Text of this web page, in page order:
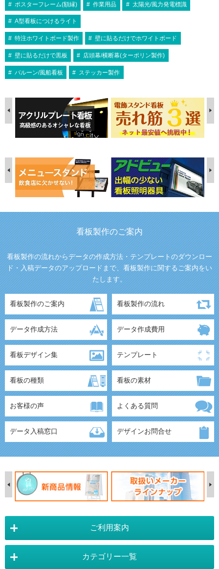
ポスターフレーム(額縁) 作業用品 太陽光/風力発電標識
A型看板につけるライト
特注ホワイトボード製作 壁に貼るだけでホワイトボード
壁に貼るだけで黒板 店頭幕/横断幕(ターポリン製作)
バルーン/風船看板 ステッカー製作
看板製作のご案内
看板製作の流れからデータの作成方法・テンプレートのダウンロー
ド・入稿データのアップロードまで、看板製作に関するご案内をい
たします。
看板製作のご案内 看板製作の流れ
データ作成方法 データ作成費用
看板デザイン集 テンプレート
看板の種類 看板の素材
お客様の声 よくある質問
データ入稿窓口 デザインお問合せ
ご利用案内
店舗詳細情報 カテゴリー一覧